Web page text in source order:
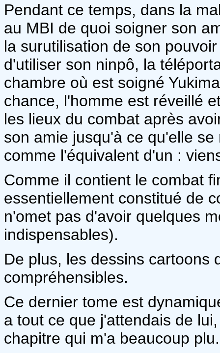
Pendant ce temps, dans la
au MBI de quoi soigner son
la surutilisation de son
d'utiliser son ninpô, la
chambre où est soigné
chance, l'homme est réveillé
les lieux du combat après
son amie jusqu'à ce qu'elle
comme l'équivalent d'un :
Comme il contient le combat
essentiellement constitué de
n'omet pas d'avoir quelques
indispensables).
De plus, les dessins cartoons
compréhensibles.
Ce dernier tome est
a tout ce que j'attendais de
chapitre qui m'a beaucoup plu.